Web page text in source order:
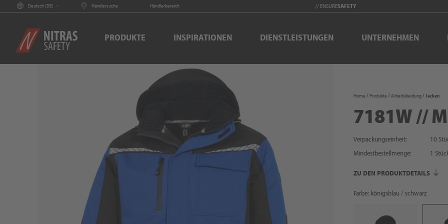
Deutsch (DE) Händlersuche Händlerbereich // ENSURESAFETY
PRODUKTE INSPIRATIONEN DIENSTLEISTUNGEN UNTERNEHMEN
Home Produkte Arbeitskleidung Jacken
7181W //
Verpackungseinheit:
10
Mindestbestellmenge:
1
ZU DEN PRODUKTDETAILS
Farbe: königsblau / schwarz